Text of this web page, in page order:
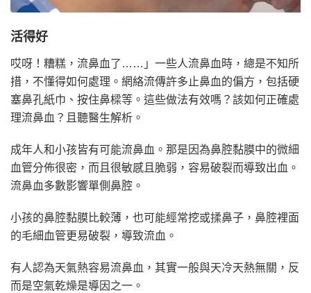
活得好
哎呀！糟糕，流鼻血了……」一些人流鼻血時，總是不知所
措，不懂得如何處理。網絡流傳許多止鼻血的偏方，包括硬
塞鼻孔紙巾、按住鼻樑等。這些做法有效嗎？該如何正確處
理流鼻血？且聽醫生解析。
成年人和小孩皆有可能流鼻血。那是因為鼻腔黏膜中的微細
血管分佈很密，而且很敏感且脆弱，容易破裂而導致出血。
流鼻血多數影響單側鼻腔。
小孩的鼻腔黏膜比較薄，也可能經常挖或揉鼻子，鼻腔裡面
的毛細血管更易破裂，導致流血。
有人認為天氣熱容易流鼻血，其實一般與天冷天熱無關，反
而是空氣乾燥是導因之一。